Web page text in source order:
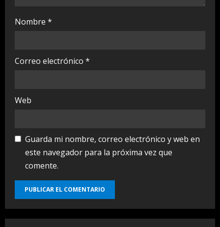
Nombre *
Correo electrónico *
Web
Guarda mi nombre, correo electrónico y web en
este navegador para la próxima vez que
comente.